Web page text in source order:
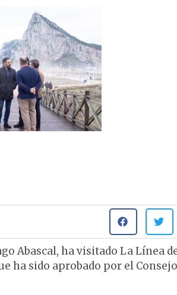
Abascal, ha visitado La Línea
ha sido aprobado por el